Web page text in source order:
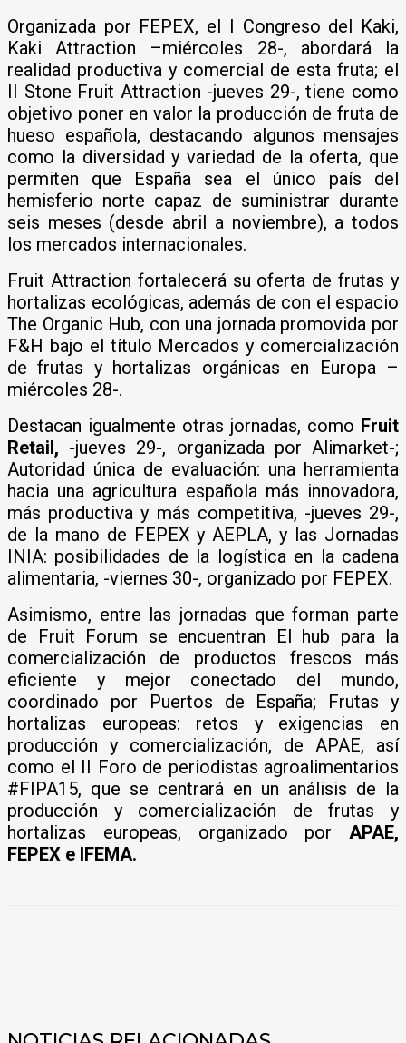
Organizada por FEPEX, el I Congreso del Kaki,
Kaki Attraction –miércoles 28-, abordará la
realidad productiva y comercial de esta fruta; el
II Stone Fruit Attraction -jueves 29-, tiene como
objetivo poner en valor la producción de fruta de
hueso española, destacando algunos mensajes
como la diversidad y variedad de la oferta, que
permiten que España sea el único país del
hemisferio norte capaz de suministrar durante
seis meses (desde abril a noviembre), a todos
los mercados internacionales.
Fruit Attraction fortalecerá su oferta de frutas y
hortalizas ecológicas, además de con el espacio
The Organic Hub, con una jornada promovida por
F&H bajo el título Mercados y comercialización
de frutas y hortalizas orgánicas en Europa –
miércoles 28-.
Destacan igualmente otras jornadas, como Fruit
Retail, -jueves 29-, organizada por Alimarket-;
Autoridad única de evaluación: una herramienta
hacia una agricultura española más innovadora,
más productiva y más competitiva, -jueves 29-,
de la mano de FEPEX y AEPLA, y las Jornadas
INIA: posibilidades de la logística en la cadena
alimentaria, -viernes 30-, organizado por FEPEX.
Asimismo, entre las jornadas que forman parte
de Fruit Forum se encuentran El hub para la
comercialización de productos frescos más
eficiente y mejor conectado del mundo,
coordinado por Puertos de España; Frutas y
hortalizas europeas: retos y exigencias en
producción y comercialización, de APAE, así
como el II Foro de periodistas agroalimentarios
#FIPA15, que se centrará en un análisis de la
producción y comercialización de frutas y
hortalizas europeas, organizado por APAE,
FEPEX e IFEMA.